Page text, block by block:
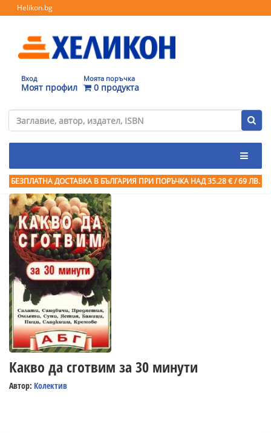
Helikon.bg
Вход
Моят профил
Моята поръчка
0 продукта
БЕЗПЛАТНА ДОСТАВКА В БЪЛГАРИЯ ПРИ ПОРЪЧКА НАД 35.28 € / 69 ЛВ.
Какво да сготвим за 30 минути
Автор: Колектив